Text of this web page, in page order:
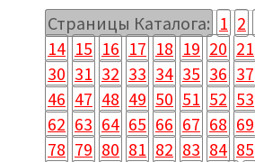
Страницы Каталога: 1 2
14 15 16 17 18 19 20 21
30 31 32 33 34 35 36 37
46 47 48 49 50 51 52 53
62 63 64 65 66 67 68 69
78 79 80 81 82 83 84 85